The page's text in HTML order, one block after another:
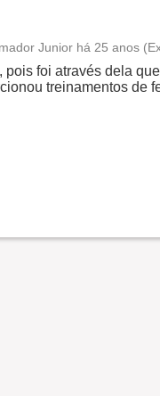
Conciliação com
Junior há 25 anos
foi através dela
treinamentos de